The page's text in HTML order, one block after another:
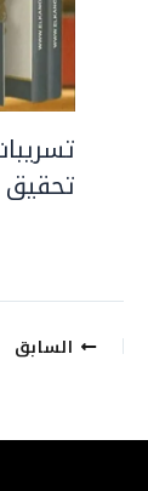
تحقيق
السابق